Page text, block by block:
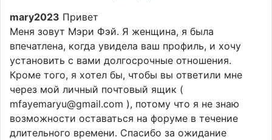
mary2023 Привет
Меня зовут Мэри Фэй. Я женщина, я была
впечатлена, когда увидела ваш профиль, и хочу
установить с вами долгосрочные отношения.
Кроме того, я хотел бы, чтобы вы ответили мне
через мой личный почтовый ящик (
mfayemaryu@gmail.com ), потому что я не знаю
возможности оставаться на форуме в течение
длительного времени. Спасибо за ожидание